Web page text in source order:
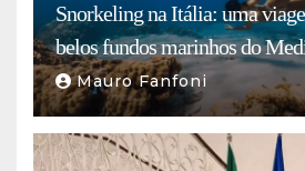
Snorkeling na Itália: uma
belos fundos marinhos do
Mauro Fanfoni